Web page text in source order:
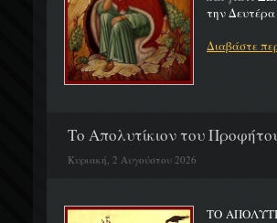
την
Διαβάστε
Το Απολυτίκιον του
Κυριακή, 2 Αυγούστου 2026
ΤΟ